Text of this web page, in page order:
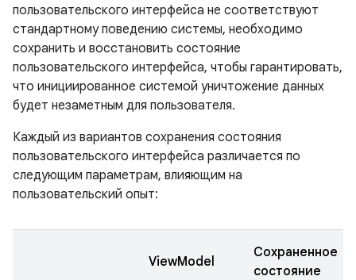
пользовательского интерфейса не соответствуют
стандартному поведению системы, необходимо
сохранить и восстановить состояние
пользовательского интерфейса, чтобы гарантировать,
что инициированное системой уничтожение данных
будет незаметным для пользователя.
Каждый из вариантов сохранения состояния
пользовательского интерфейса различается по
следующим параметрам, влияющим на
пользовательский опыт:
ViewModel
Сохраненное
состояние